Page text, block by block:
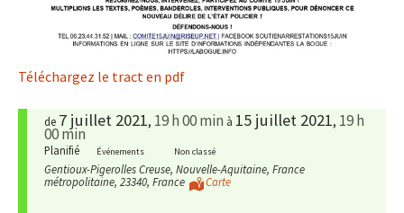
Téléchargez le tract en pdf
de 7 juillet 2021, 19 h 00 min à 15 juillet 2021, 19 h
00 min
Planifié Événements Non classé
Gentioux-Pigerolles Creuse, Nouvelle-Aquitaine, France
métropolitaine, 23340, France
Carte